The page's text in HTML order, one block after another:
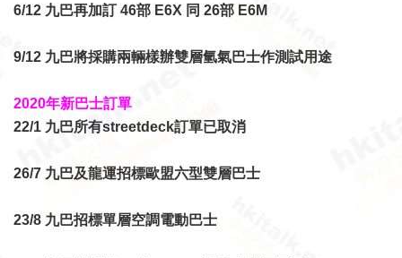
6/12 九巴再加訂 46部 E6X 同 26部 E6M
9/12 九巴將採購兩輛樣辦雙層氫氣巴士作測試用途
2020年新巴士訂單
22/1 九巴所有streetdeck訂單已取消
26/7 九巴及龍運招標歐盟六型雙層巴士
23/8 九巴招標單層空調電動巴士